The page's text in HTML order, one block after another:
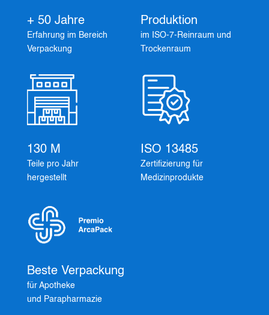
+ 50 Jahre
Erfahrung im Bereich
Verpackung
Produktion
im ISO-7-Reinraum und
Trockenraum
130 M
Teile pro Jahr
hergestellt
ISO 13485
Zertifizierung für
Medizinprodukte
Beste Verpackung
für Apotheke
und Parapharmazie